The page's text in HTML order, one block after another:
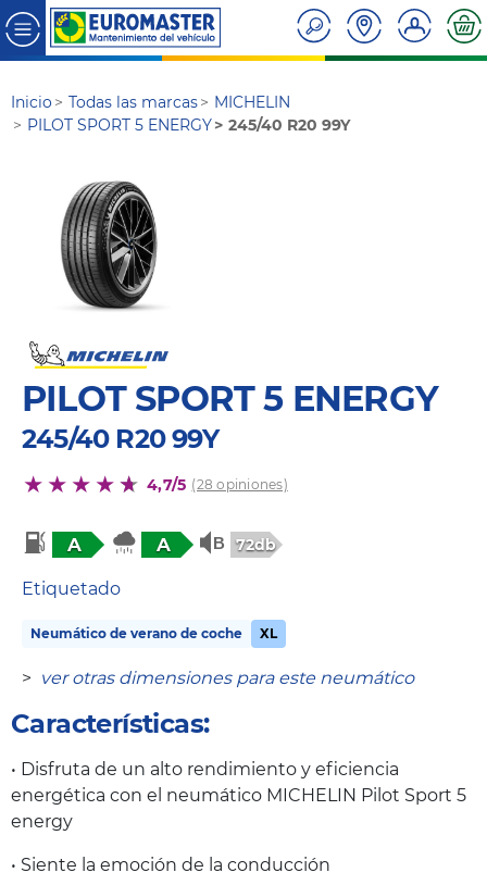
Inicio Todas las marcas
MICHELIN
PILOT SPORT 5 ENERGY
245/40 R20 99Y
PILOT SPORT 5 ENERGY
245/40 R20 99Y
4,7/5 (28 opiniones)
A A 72db
Etiquetado
Neumático de verano de coche XL
> ver otras dimensiones para este neumático
Características:
• Disfruta de un alto rendimiento y eficiencia
energética con el neumático MICHELIN Pilot Sport 5
energy
• Siente la emoción de la conducción